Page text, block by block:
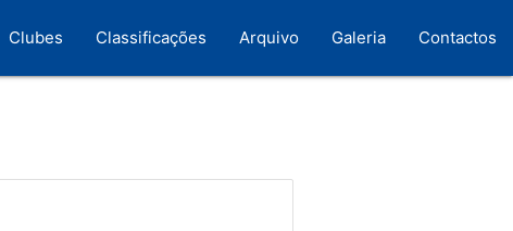
Clubes Classificações Arquivo Galeria Contactos